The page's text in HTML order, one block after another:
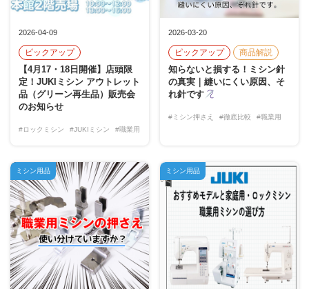
2026-04-09
ピックアップ
【4月17・18日開催】店頭限
定！JUKIミシン アウトレット
品（グリーン再生品）販売会
のお知らせ
#ロックミシン #JUKIミシン #職業用
2026-03-20
ピックアップ 商品解説
知らないと損する！ミシン針
の真実｜縫いにくい原因、そ
れ針です
#ミシン押さえ #徹底比較 #職業用
ミシン用品 ミシン用品